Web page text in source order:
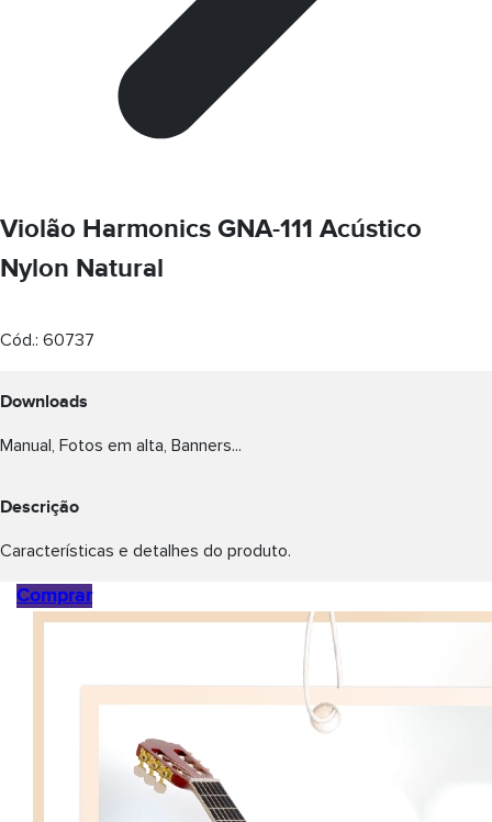
Violão Harmonics GNA-111 Acústico
Nylon Natural
Cód.: 60737
Downloads
Manual, Fotos em alta, Banners...
Descrição
Características e detalhes do produto.
Comprar